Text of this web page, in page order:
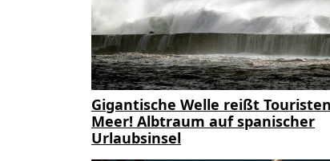
Gigantische Welle reißt
Meer! Albtraum auf spanischer
Urlaubsinsel